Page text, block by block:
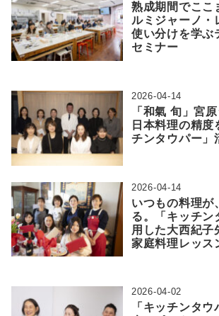
熟成期間でここ
ルミジャーノ・
使い分けを学ぶ
セミナー
2026-04-14
「和氣 旬」宮
日本料理の精度
チンタウパー」
2026-04-14
いつもの料理が
る。「キッチン
用した大西紀子
家庭料理レッス
2026-04-02
「キッチンタ